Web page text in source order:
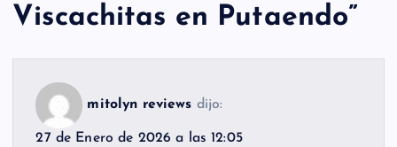
Viscachitas en Putaendo”
mitolyn reviews dijo:
27 de Enero de 2026 a las 12:05